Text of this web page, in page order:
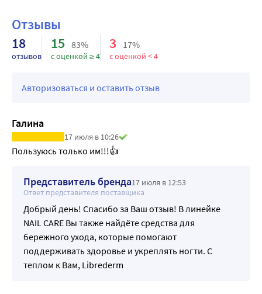
Отзывы
18
отзывов
15 83%
с оценкой ≥ 4
3 17%
с оценкой < 4
Авторизоваться и оставить отзыв
Галина
17 июля в 10:26
Пользуюсь только им!!!👍
Представитель бренда17 июля в 12:53
Ответ представителя поставщика
Добрый день! Спасибо за Ваш отзыв! В линейке
NAIL CARE Вы также найдёте средства для
бережного ухода, которые помогают
поддерживать здоровье и укреплять ногти. С
теплом к Вам, Librederm